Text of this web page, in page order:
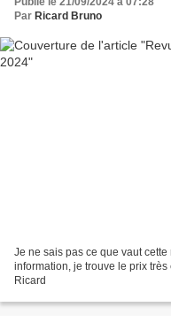
Par Ricard Bruno
Je ne sais pas ce que vaut
information, je trouve le prix
Ricard